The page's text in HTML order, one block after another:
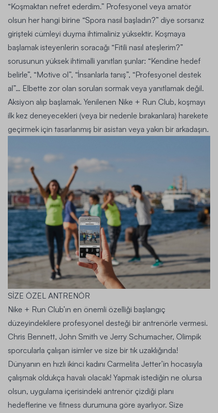
“Koşmaktan nefret ederdim.” Profesyonel veya amatör
olsun her hangi birine “Spora nasıl başladın?” diye sorsanız
girişteki cümleyi duyma ihtimaliniz yüksektir. Koşmaya
başlamak isteyenlerin soracağı “Fitili nasıl ateşlerim?”
sorusunun yüksek ihtimalli yanıtları şunlar: “Kendine hedef
belirle”, “Motive ol”, “İnsanlarla tanış”, “Profesyonel destek
al”… Elbette zor olan soruları sormak veya yanıtlamak değil.
Aksiyon alıp başlamak. Yenilenen Nike + Run Club, koşmayı
ilk kez deneyecekleri (veya bir nedenle bırakanlara) harekete
geçirmek için tasarlanmış bir asistan veya yakın bir arkadaşın.
SİZE ÖZEL ANTRENÖR
Nike + Run Club’ın en önemli özelliği başlangıç
düzeyindekilere profesyonel desteği bir antrenörle vermesi.
Chris Bennett, John Smith ve Jerry Schumacher, Olimpik
sporcularla çalışan isimler ve size bir tık uzaklığında!
Dünyanın en hızlı ikinci kadını Carmelita Jetter’in hocasıyla
çalışmak oldukça havalı olacak! Yapmak istediğin ne olursa
olsun, uygulama içerisindeki antrenör çizdiği planı
hedeflerine ve fitness durumuna göre ayarlıyor. Size